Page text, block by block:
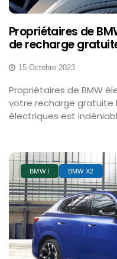
Propriétaires de
de recharge
15 Octobre 2023
Propriétaires de BMW
votre recharge gratuite
électriques est
BMW I BMW X2